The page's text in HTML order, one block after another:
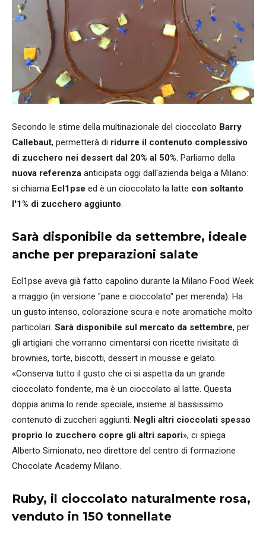
Secondo le stime della multinazionale del cioccolato Barry
Callebaut, permetterà di ridurre il contenuto complessivo
di zucchero nei dessert dal 20% al 50%. Parliamo della
nuova referenza anticipata oggi dall'azienda belga a Milano:
si chiama Ecl1pse ed è un cioccolato la latte con soltanto
l'1% di zucchero aggiunto.
Sarà disponibile da settembre, ideale
anche per preparazioni salate
Ecl1pse aveva già fatto capolino durante la Milano Food Week
a maggio (in versione "pane e cioccolato" per merenda). Ha
un gusto intenso, colorazione scura e note aromatiche molto
particolari. Sarà disponibile sul mercato da settembre, per
gli artigiani che vorranno cimentarsi con ricette rivisitate di
brownies, torte, biscotti, dessert in mousse e gelato.
«Conserva tutto il gusto che ci si aspetta da un grande
cioccolato fondente, ma è un cioccolato al latte. Questa
doppia anima lo rende speciale, insieme al bassissimo
contenuto di zuccheri aggiunti. Negli altri cioccolati spesso
proprio lo zucchero copre gli altri sapori», ci spiega
Alberto Simionato, neo direttore del centro di formazione
Chocolate Academy Milano.
Ruby, il cioccolato naturalmente rosa,
venduto in 150 tonnellate